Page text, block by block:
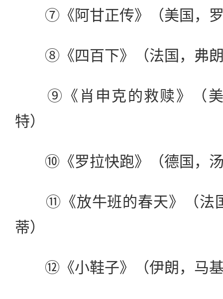
⑦《阿甘正传》（美国，罗
⑧《四百下》（法国，弗朗
⑨《肖申克的救赎》（美
特）
⑩《罗拉快跑》（德国，汤
⑪《放牛班的春天》（法国
蒂）
⑫《小鞋子》（伊朗，马基